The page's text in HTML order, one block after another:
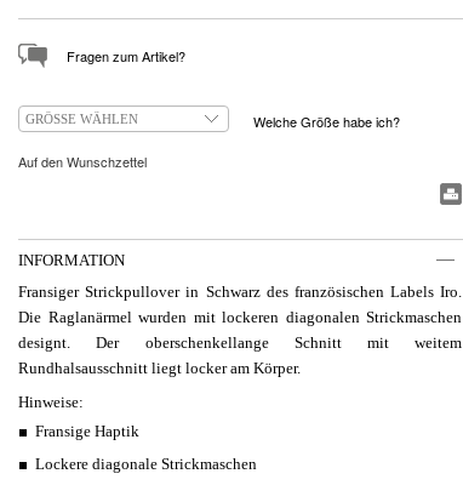
Fragen zum Artikel?
GRÖSSE WÄHLEN Welche Größe habe ich?
Auf den Wunschzettel
INFORMATION
Fransiger Strickpullover in Schwarz des französischen Labels Iro.
Die Raglanärmel wurden mit lockeren diagonalen Strickmaschen
designt. Der oberschenkellange Schnitt mit weitem
Rundhalsausschnitt liegt locker am Körper.
Hinweise:
Fransige Haptik
Lockere diagonale Strickmaschen